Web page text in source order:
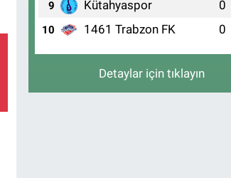
9 Kütahyaspor 0
10 1461 Trabzon FK 0
Detaylar için tıklayın